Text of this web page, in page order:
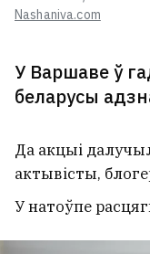
Nashaniva.com
У Варшаве ў
беларусы
Да акцыі
актывісты,
У натоўпе